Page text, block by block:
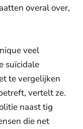
overal over,
veel
suïcidale
te vergelijken
vertelt ze.
naast tig
die net